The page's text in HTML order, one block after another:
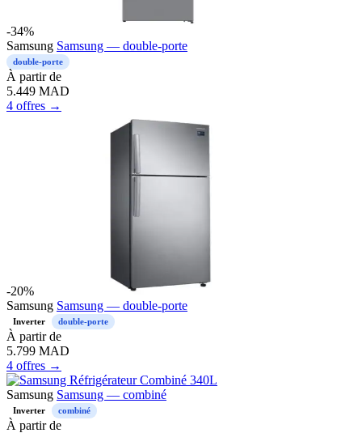
-34%
Samsung Samsung — double-porte
double-porte
À partir de
5.449 MAD
4 offres →
-20%
Samsung Samsung — double-porte
Inverter double-porte
À partir de
5.799 MAD
4 offres →
Samsung Samsung — combiné
Inverter combiné
À partir de